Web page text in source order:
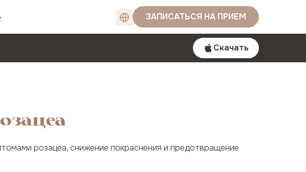
ЗАПИСАТЬСЯ НА ПРИЕМ
Скачать
розацеа, снижение покраснения и предотвращение